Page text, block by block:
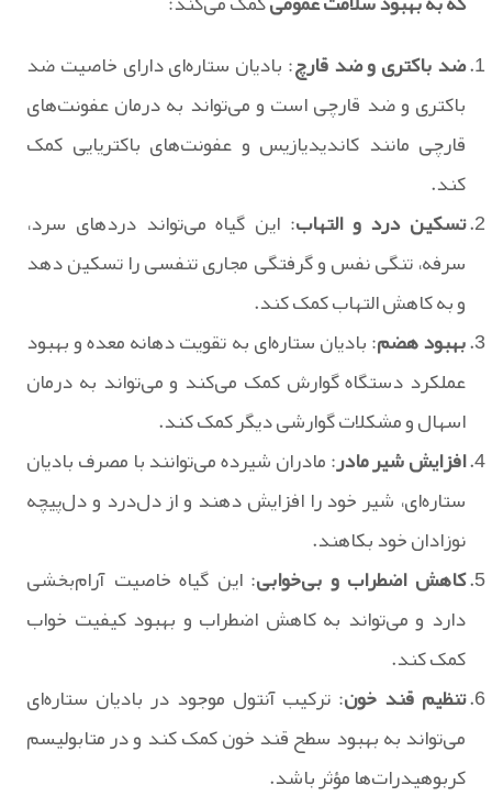
ضد باکتری و ضد قارچ: بادیان ستاره‌ای دارای خاصیت ضد
باکتری و ضد قارچی است و می‌تواند به درمان عفونت‌های
قارچی مانند کاندیدیازیس و عفونت‌های باکتریایی کمک
کند.
تسکین درد و التهاب: این گیاه می‌تواند دردهای سرد،
سرفه، تنگی نفس و گرفتگی مجاری تنفسی را تسکین دهد
و به کاهش التهاب کمک کند.
بهبود هضم: بادیان ستاره‌ای به تقویت دهانه معده و بهبود
عملکرد دستگاه گوارش کمک می‌کند و می‌تواند به درمان
اسهال و مشکلات گوارشی دیگر کمک کند.
افزایش شیر مادر: مادران شیرده می‌توانند با مصرف بادیان
ستاره‌ای، شیر خود را افزایش دهند و از دل‌درد و دل‌پیچه
نوزادان خود بکاهند.
کاهش اضطراب و بی‌خوابی: این گیاه خاصیت آرام‌بخشی
دارد و می‌تواند به کاهش اضطراب و بهبود کیفیت خواب
کمک کند.
تنظیم قند خون: ترکیب آنتول موجود در بادیان ستاره‌ای
می‌تواند به بهبود سطح قند خون کمک کند و در متابولیسم
کربوهیدرات‌ها مؤثر باشد.